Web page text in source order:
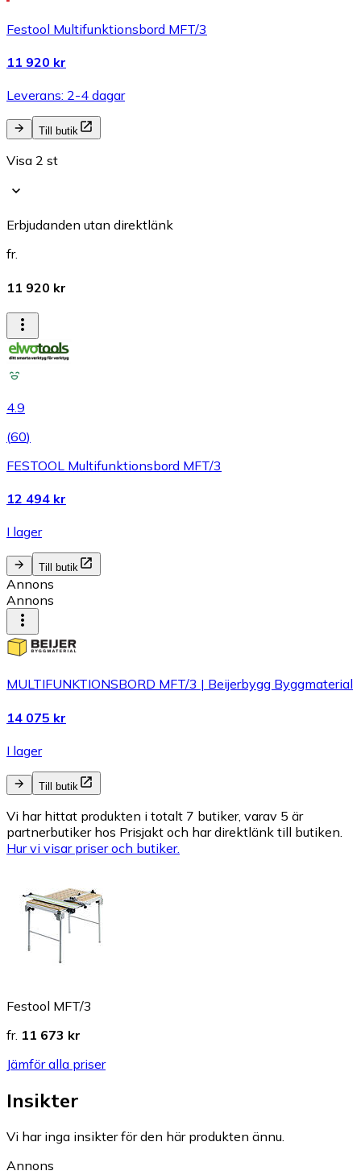
Festool Multifunktionsbord MFT/3
11 920 kr
Leverans: 2-4 dagar
Till butik
Visa 2 st
Erbjudanden utan direktlänk
fr.
11 920 kr
4.9
(60)
FESTOOL Multifunktionsbord MFT/3
12 494 kr
I lager
Till butik
Annons
Annons
MULTIFUNKTIONSBORD MFT/3 | Beijerbygg Byggmaterial
14 075 kr
I lager
Till butik
Vi har hittat produkten i totalt 7 butiker, varav 5 är
partnerbutiker hos Prisjakt och har direktlänk till butiken.
Hur vi visar priser och butiker.
Festool MFT/3
fr. 11 673 kr
Jämför alla priser
Insikter
Vi har inga insikter för den här produkten ännu.
Annons